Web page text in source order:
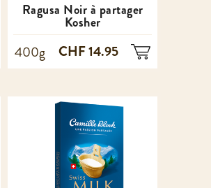
Ragusa Noir à partager
Kosher
400g CHF 14.95